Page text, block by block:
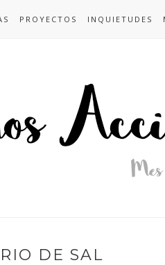
PROYECTOS INQUIETUDES
DE SAL